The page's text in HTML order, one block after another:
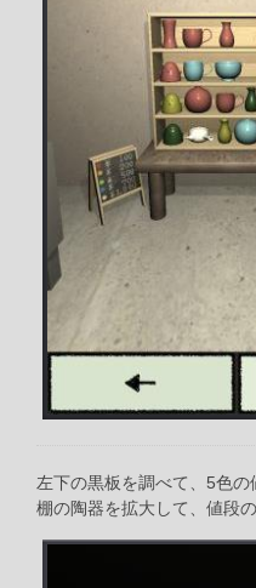
左下の黒板を調べて、5色の
棚の陶器を拡大して、値段